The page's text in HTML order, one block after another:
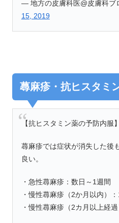
— 地方の皮膚科医@皮膚科ブ
15, 2019
蕁麻疹・抗ヒスタミ
【抗ヒスタミン薬の予防内服】
蕁麻疹では症状が消失した後
良い。
・急性蕁麻疹：数日～1週間
・慢性蕁麻疹（2か月以内）：
・慢性蕁麻疹（2カ月以上経